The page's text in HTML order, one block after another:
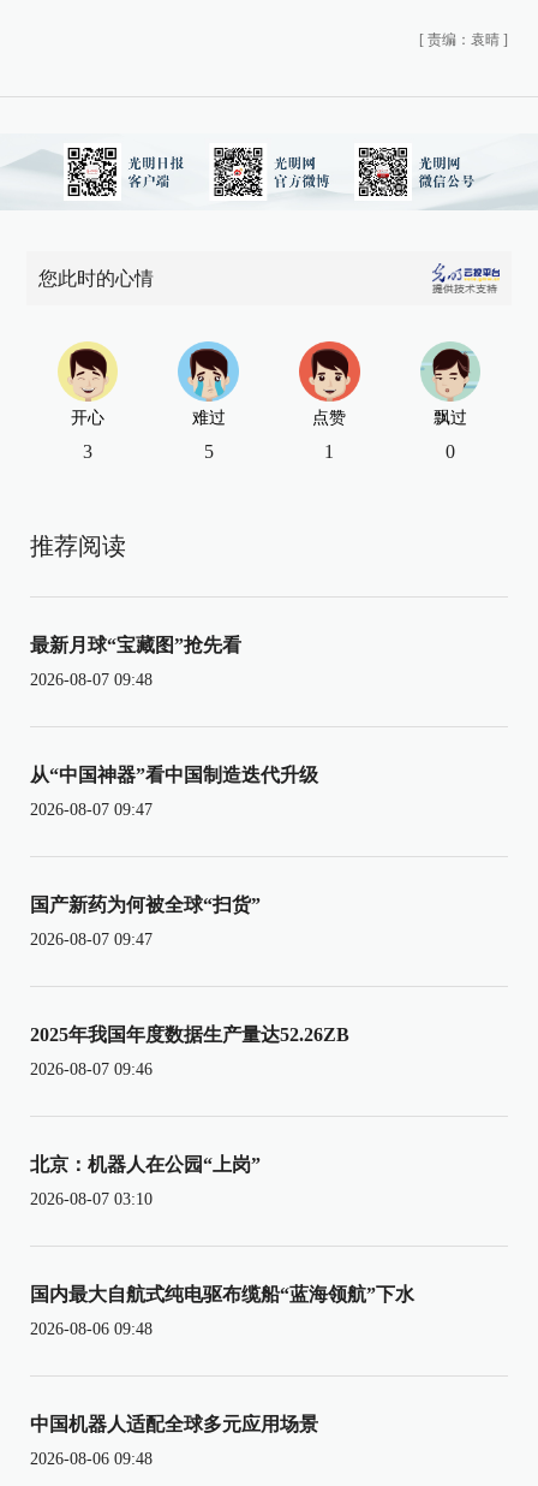
[ 责编：袁晴 ]
您此时的心情
开心
3
难过
5
点赞
1
飘过
0
推荐阅读
最新月球“宝藏图”抢先看
2026-08-07 09:48
从“中国神器”看中国制造迭代升级
2026-08-07 09:47
国产新药为何被全球“扫货”
2026-08-07 09:47
2025年我国年度数据生产量达52.26ZB
2026-08-07 09:46
北京：机器人在公园“上岗”
2026-08-07 03:10
国内最大自航式纯电驱布缆船“蓝海领航”下水
2026-08-06 09:48
中国机器人适配全球多元应用场景
2026-08-06 09:48